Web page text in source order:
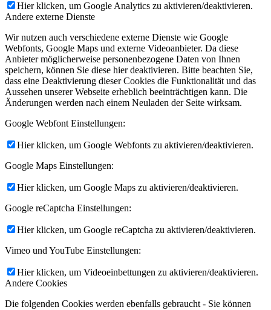
Hier klicken, um Google Analytics zu aktivieren/deaktivieren.
Andere externe Dienste
Wir nutzen auch verschiedene externe Dienste wie Google
Webfonts, Google Maps und externe Videoanbieter. Da diese
Anbieter möglicherweise personenbezogene Daten von Ihnen
speichern, können Sie diese hier deaktivieren. Bitte beachten Sie,
dass eine Deaktivierung dieser Cookies die Funktionalität und das
Aussehen unserer Webseite erheblich beeinträchtigen kann. Die
Änderungen werden nach einem Neuladen der Seite wirksam.
Google Webfont Einstellungen:
Hier klicken, um Google Webfonts zu aktivieren/deaktivieren.
Google Maps Einstellungen:
Hier klicken, um Google Maps zu aktivieren/deaktivieren.
Google reCaptcha Einstellungen:
Hier klicken, um Google reCaptcha zu aktivieren/deaktivieren.
Vimeo und YouTube Einstellungen:
Hier klicken, um Videoeinbettungen zu aktivieren/deaktivieren.
Andere Cookies
Die folgenden Cookies werden ebenfalls gebraucht - Sie können